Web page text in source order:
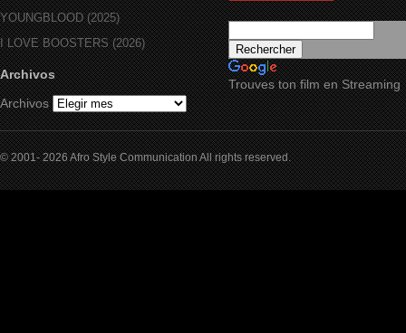
YOUNGBLOOD (2025)
I LOVE BOOSTERS (2026)
Archivos
Archivos
Trouves ton film en Streaming
© 2001- 2026 Afro Style Communication All rights reserved.